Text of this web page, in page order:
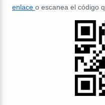
enlace o escanea el código